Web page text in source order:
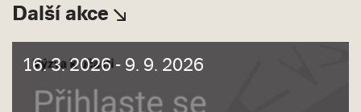
Další akce
16. 3. 2026 - 9. 9. 2026